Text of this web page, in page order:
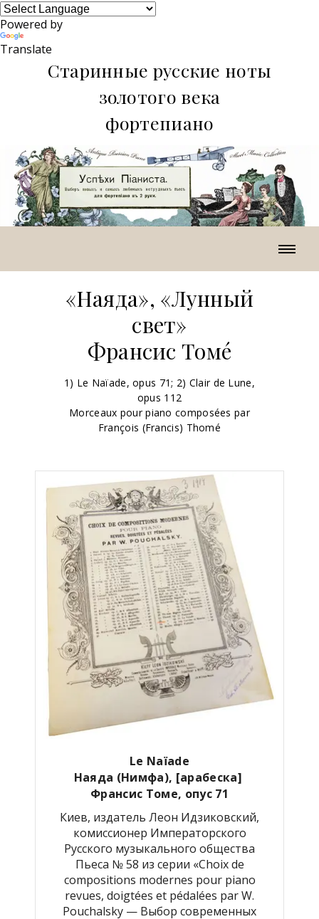
Powered by
Translate
Старинные русские ноты
золотого века
фортепиано
«Наяда», «Лунный
свет»
Франсис Томé
1) Le Naïade, opus 71; 2) Clair de Lune,
opus 112
Morceaux pour piano composées par
François (Francis) Thomé
Le Naïade
Наяда (Нимфа), [арабеска]
Франсис Томе, опус 71
Киев, издатель Леон Идзиковский,
комиссионер Императорского
Русского музыкального общества
Пьеса № 58 из серии «Choix de
compositions modernes pour piano
revues, doigtées et pédalées par W.
Pouchalsky — Выбор современных